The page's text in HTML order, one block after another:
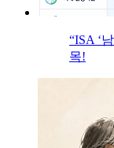
“ISA ‘
목!